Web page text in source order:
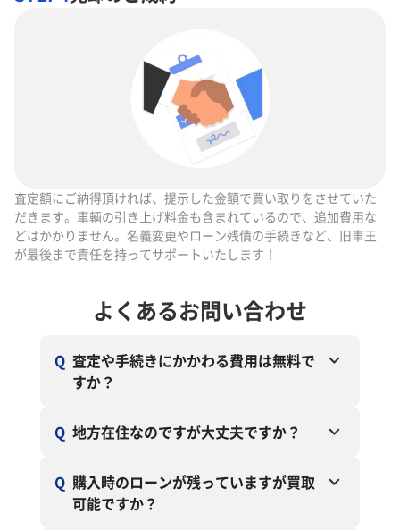
査定額にご納得頂ければ、提示した金額で買い取りをさせていた
だきます。車輌の引き上げ料金も含まれているので、追加費用な
どはかかりません。名義変更やローン残債の手続きなど、旧車王
が最後まで責任を持ってサポートいたします！
よくあるお問い合わせ
Q 査定や手続きにかかわる費用は無料で
すか？
Q 地方在住なのですが大丈夫ですか？
Q 購入時のローンが残っていますが買取
可能ですか？